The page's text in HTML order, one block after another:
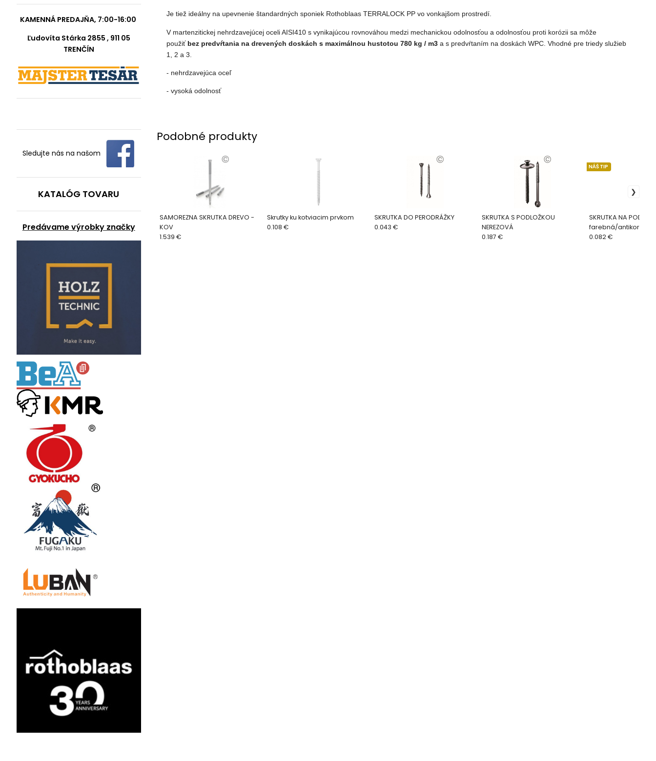
KAMENNÁ PREDAJŇA, 7:00-16:00
Ľudovíta Stárka 2855 , 911 05
TRENČÍN
Sledujte nás na našom
KATALÓG TOVARU
Predávame výrobky značky
Je tiež ideálny na upevnenie štandardných sponiek Rothoblaas TERRALOCK PP vo vonkajšom prostredí.
V martenzitickej nehrdzavejúcej oceli AISI410 s vynikajúcou rovnováhou medzi mechanickou odolnosťou a odolnosťou proti korózii sa môže
použiť bez predvŕtania na drevených doskách s maximálnou hustotou 780 kg / m3a s predvŕtaním na doskách WPC. Vhodné pre triedy služieb
1, 2 a 3.
- nehrdzavejúca oceľ
- vysoká odolnosť
Podobné produkty
SAMOREZNA SKRUTKA DREVO -
KOV
1.539 €
Skrutky ku kotviacim prvkom
0.108 €
SKRUTKA DO PERODRÁŽKY
0.043 €
SKRUTKA S PODLOŽKOU
NEREZOVÁ
0.187 €
SKRUTKA NA
farebná/antikorová
NÁŠ TIP
0.082 €